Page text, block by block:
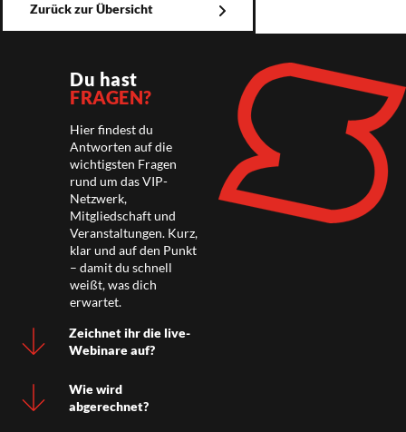
Zurück zur Übersicht
Du hast
FRAGEN?
Hier findest du
Antworten auf die
wichtigsten Fragen
rund um das VIP-
Netzwerk,
Mitgliedschaft und
Veranstaltungen. Kurz,
klar und auf den Punkt
– damit du schnell
weißt, was dich
erwartet.
Zeichnet ihr die live-
Webinare auf?
Wie wird
abgerechnet?